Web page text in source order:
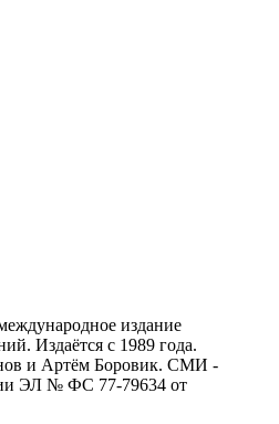
издание
Издаётся с 1989 года.
и Артём Боровик. CМИ -
ЭЛ № ФС 77-79634 от